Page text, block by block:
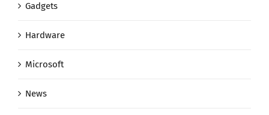
Gadgets
Hardware
Microsoft
News